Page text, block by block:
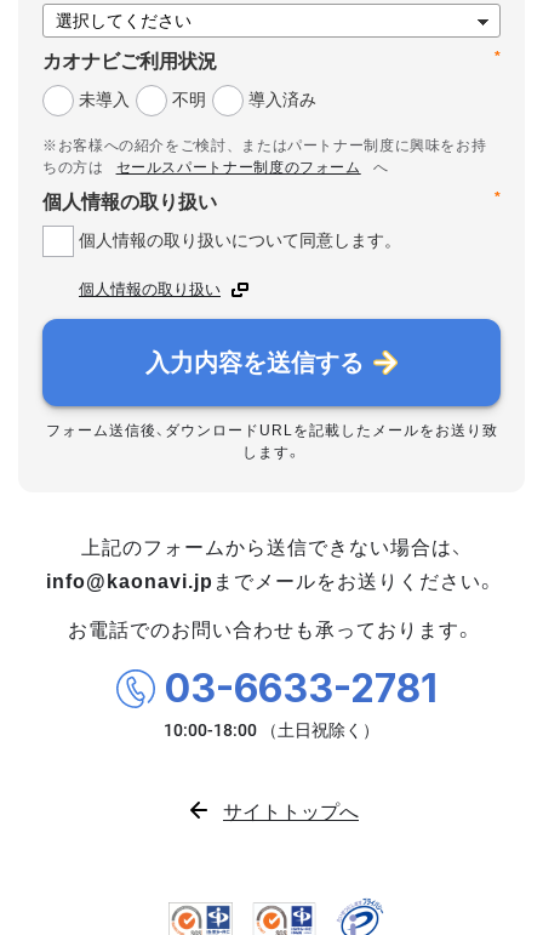
*
カオナビご利用状況
未導入
不明 導入済み
※お客様への紹介をご検討、またはパートナー制度に興味をお持
ちの方は
セールスパートナー制度のフォーム
へ
*
個人情報の取り扱い
個人情報の取り扱いについて同意します。
個人情報の取り扱い
入力内容を送信する
フォーム送信後、ダウンロードURLを記載したメールをお送り致
します。
上記のフォームから送信できない場合は、
info@kaonavi.jp までメールをお送りください。
お電話でのお問い合わせも承っております。
03-6633-2781
サイトトップへ